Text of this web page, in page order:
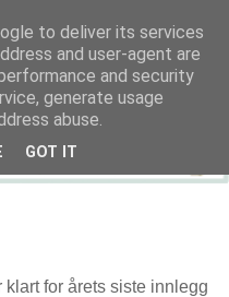
klart for årets siste innlegg
to deliver its services
and user-agent are
and security
generate usage
abuse.
GOT IT